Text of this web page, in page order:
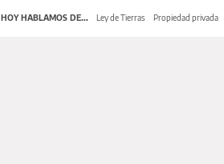
HOY HABLAMOS DE... Ley de Tierras Propiedad privada